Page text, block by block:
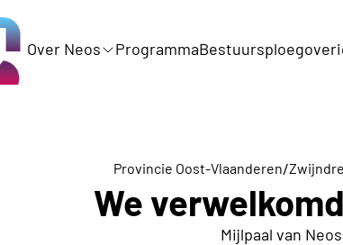
Over Neos ProgrammaBestuursploeg
Provincie Oost-Vlaanderen/
We
Mijlpaal van